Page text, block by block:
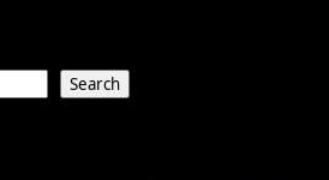
Search